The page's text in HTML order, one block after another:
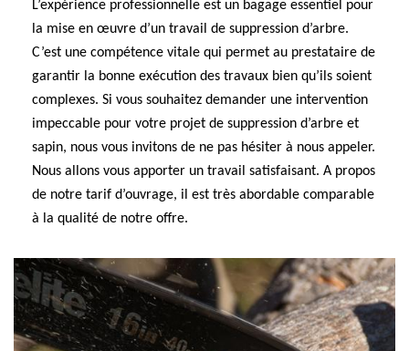
L’expérience professionnelle est un bagage essentiel pour
la mise en œuvre d’un travail de suppression d’arbre.
C’est une compétence vitale qui permet au prestataire de
garantir la bonne exécution des travaux bien qu’ils soient
complexes. Si vous souhaitez demander une intervention
impeccable pour votre projet de suppression d’arbre et
sapin, nous vous invitons de ne pas hésiter à nous appeler.
Nous allons vous apporter un travail satisfaisant. A propos
de notre tarif d’ouvrage, il est très abordable comparable
à la qualité de notre offre.